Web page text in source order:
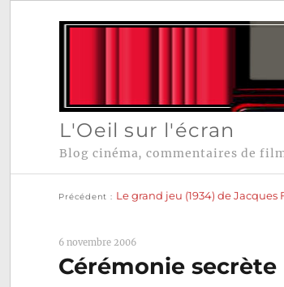
L'Oeil sur l'écran
Blog cinéma, commentaires de
Navigation
l’article
Précédent Le grand jeu (1934) de Jacques
6 novembre 2006
Cérémonie secrète